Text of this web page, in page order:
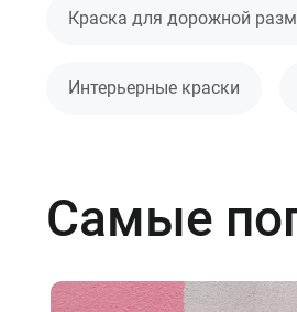
Краска для дорожной
Интерьерные краски
Самые